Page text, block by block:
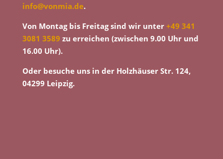
info@vonmia.de.
Von Montag bis Freitag sind wir unter +49 341
3081 3589 zu erreichen (zwischen 9.00 Uhr und
16.00 Uhr).
Oder besuche uns in der Holzhäuser Str. 124,
04299 Leipzig.